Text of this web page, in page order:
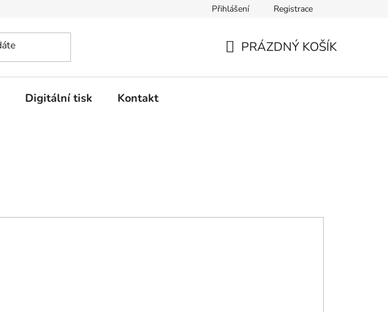
Přihlášení Registrace
PRÁZDNÝ KOŠÍK
Digitální tisk Kontakt